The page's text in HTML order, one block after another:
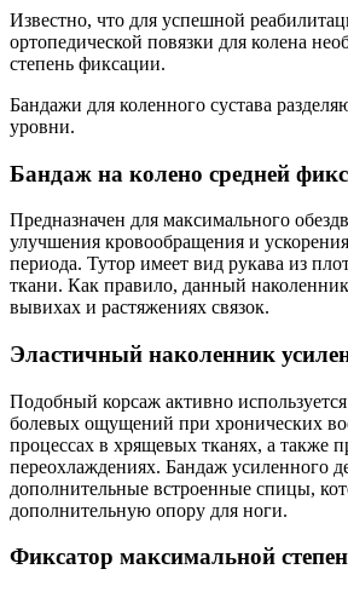
Известно, что для успешной
ортопедической повязки для колена
степень фиксации.
Бандажи для коленного сустава
уровни.
Бандаж на колено средней
Предназначен для максимального
улучшения кровообращения и
периода. Тутор имеет вид рукава из
ткани. Как правило, данный
вывихах и растяжениях связок.
Эластичный наколенник
Подобный корсаж активно
болевых ощущений при хронических
процессах в хрящевых тканях, а также
переохлаждениях. Бандаж усиленного
дополнительные встроенные спицы,
дополнительную опору для ноги.
Фиксатор максимальной